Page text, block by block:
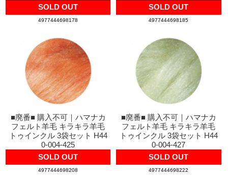
SOLD OUT
4977444698178
SOLD OUT
4977444698185
■廃番■ 購入不可｜ハマナカ
フェルト羊毛 キラキラ羊毛
トゥインクル 3袋セット H44
0-004-425
SOLD OUT
4977444698208
■廃番■ 購入不可｜ハマナカ
フェルト羊毛 キラキラ羊毛
トゥインクル 3袋セット H44
0-004-427
SOLD OUT
4977444698222